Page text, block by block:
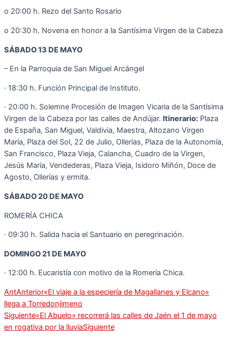
o 20:00 h. Rezo del Santo Rosario
o 20:30 h. Novena en honor a la Santísima Virgen de la Cabeza
SÁBADO 13 DE MAYO
– En la Parroquia de San Miguel Arcángel
· 18:30 h. Función Principal de Instituto.
· 20:00 h. Solemne Procesión de Imagen Vicaria de la Santísima
Virgen de la Cabeza por las calles de Andújar. Itinerario: Plaza
de España, San Miguel, Valdivia, Maestra, Altozano Virgen
María, Plaza del Sol, 22 de Julio, Ollerías, Plaza de la Autonomía,
San Francisco, Plaza Vieja, Calancha, Cuadro de la Virgen,
Jesús María, Vendederas, Plaza Vieja, Isidoro Miñón, Doce de
Agosto, Ollerías y ermita.
SÁBADO 20 DE MAYO
ROMERÍA CHICA
· 09:30 h. Salida hacia el Santuario en peregrinación.
DOMINGO 21 DE MAYO
· 12:00 h. Eucaristía con motivo de la Romería Chica.
AntAnterior«El viaje a la especiería de Magallanes y Elcano»
llega a Torredonjimeno
Siguiente«El Abuelo» recorrerá las calles de Jaén el 1 de mayo
en rogativa por la lluviaSiguiente